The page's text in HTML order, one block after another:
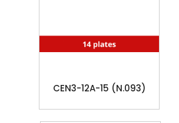
CEN3-12A-15 (N.093)